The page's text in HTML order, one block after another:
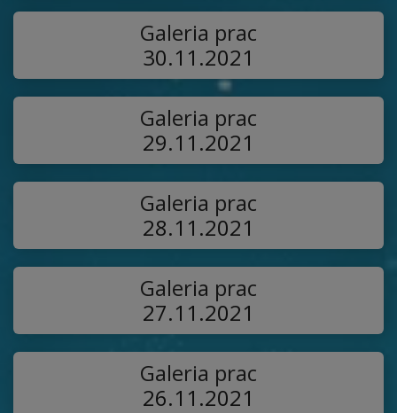
Galeria prac
30.11.2021
Galeria prac
29.11.2021
Galeria prac
28.11.2021
Galeria prac
27.11.2021
Galeria prac
26.11.2021